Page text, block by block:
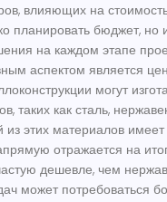
влияющих на
планировать бюджет, но
на каждом этапе
аспектом является
могут
таких как сталь,
этих материалов
отражается на
дешевле, чем
может потребоваться